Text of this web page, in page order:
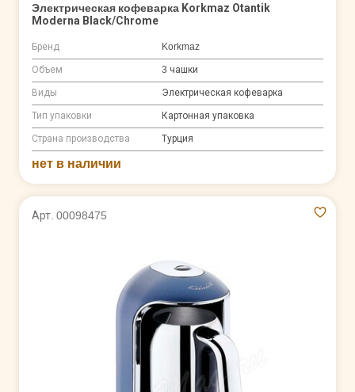
Электрическая кофеварка Korkmaz Otantik
Moderna Black/Chrome
Бренд Korkmaz
Объем 3 чашки
Виды Электрическая кофеварка
Тип упаковки Картонная упаковка
Страна производства Турция
нет в наличии
Арт. 00098475